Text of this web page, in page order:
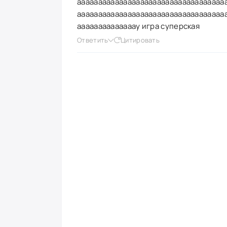
аааааааааааааау игра суперская
Ответить Цитировать